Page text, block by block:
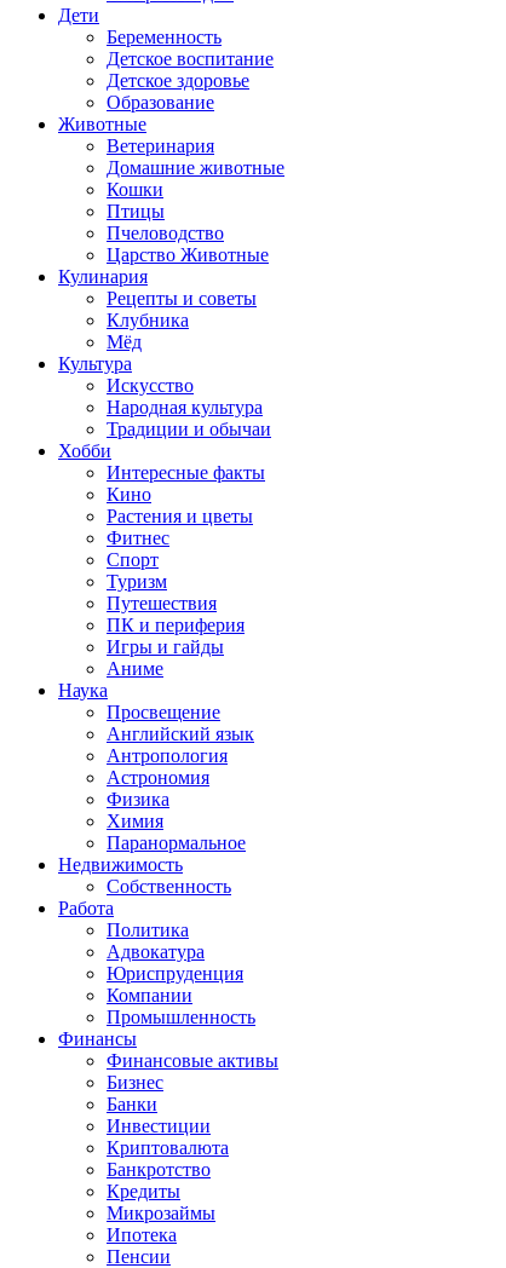
Дети
Беременность
Детское воспитание
Детское здоровье
Образование
Животные
Ветеринария
Домашние животные
Кошки
Птицы
Пчеловодство
Царство Животные
Кулинария
Рецепты и советы
Клубника
Мёд
Культура
Искусство
Народная культура
Традиции и обычаи
Хобби
Интересные факты
Кино
Растения и цветы
Фитнес
Спорт
Туризм
Путешествия
ПК и периферия
Игры и гайды
Аниме
Наука
Просвещение
Английский язык
Антропология
Астрономия
Физика
Химия
Паранормальное
Недвижимость
Собственность
Работа
Политика
Адвокатура
Юриспруденция
Компании
Промышленность
Финансы
Финансовые активы
Бизнес
Банки
Инвестиции
Криптовалюта
Банкротство
Кредиты
Микрозаймы
Ипотека
Пенсии